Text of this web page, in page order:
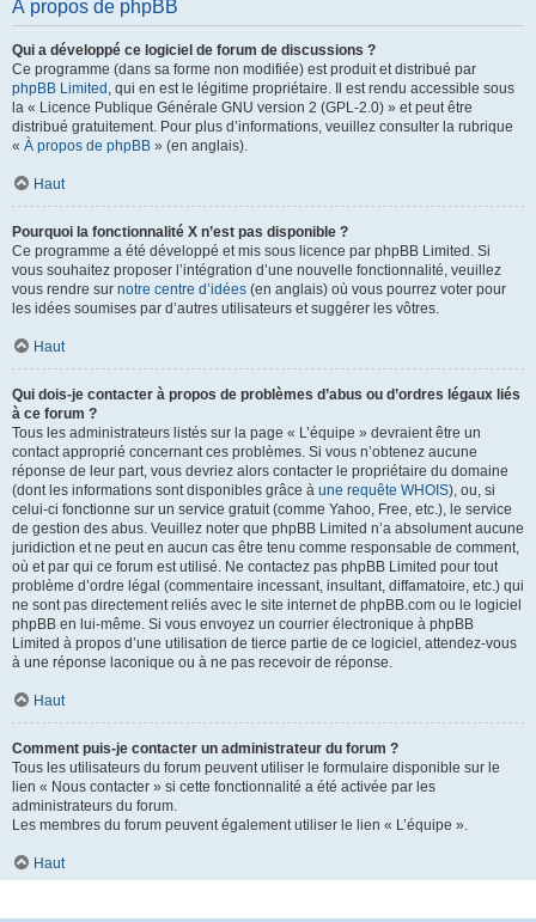
À propos de phpBB
Qui a développé ce logiciel de forum de discussions ?
Ce programme (dans sa forme non modifiée) est produit et distribué par
phpBB Limited , qui en est le légitime propriétaire. Il est rendu accessible sous
la « Licence Publique Générale GNU version 2 (GPL-2.0) » et peut être
distribué gratuitement. Pour plus d’informations, veuillez consulter la rubrique
« À propos de phpBB » (en anglais).
Haut
Pourquoi la fonctionnalité X n’est pas disponible ?
Ce programme a été développé et mis sous licence par phpBB Limited. Si
vous souhaitez proposer l’intégration d’une nouvelle fonctionnalité, veuillez
vous rendre sur notre centre d’idées (en anglais) où vous pourrez voter pour
les idées soumises par d’autres utilisateurs et suggérer les vôtres.
Haut
Qui dois-je contacter à propos de problèmes d’abus ou d’ordres légaux liés
à ce forum ?
Tous les administrateurs listés sur la page « L’équipe » devraient être un
contact approprié concernant ces problèmes. Si vous n’obtenez aucune
réponse de leur part, vous devriez alors contacter le propriétaire du domaine
(dont les informations sont disponibles grâce à une requête WHOIS), ou, si
celui-ci fonctionne sur un service gratuit (comme Yahoo, Free, etc.), le service
de gestion des abus. Veuillez noter que phpBB Limited n’a absolument aucune
juridiction et ne peut en aucun cas être tenu comme responsable de comment,
où et par qui ce forum est utilisé. Ne contactez pas phpBB Limited pour tout
problème d’ordre légal (commentaire incessant, insultant, diffamatoire, etc.) qui
ne sont pas directement reliés avec le site internet de phpBB.com ou le logiciel
phpBB en lui-même. Si vous envoyez un courrier électronique à phpBB
Limited à propos d’une utilisation de tierce partie de ce logiciel, attendez-vous
à une réponse laconique ou à ne pas recevoir de réponse.
Haut
Comment puis-je contacter un administrateur du forum ?
Tous les utilisateurs du forum peuvent utiliser le formulaire disponible sur le
lien « Nous contacter » si cette fonctionnalité a été activée par les
administrateurs du forum.
Les membres du forum peuvent également utiliser le lien « L’équipe ».
Haut